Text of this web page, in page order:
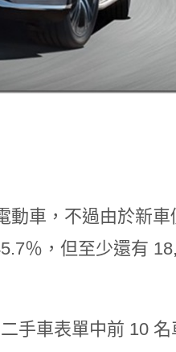
動車，不過由於新車
％，但至少還有
手車表單中前 10 名